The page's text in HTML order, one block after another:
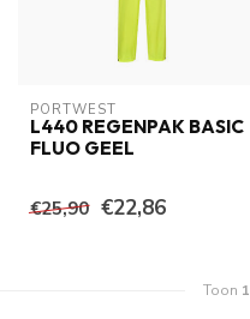
PORTWEST
L440 REGENPAK BASIC
FLUO GEEL
€25,90 €22,86
Toon 1